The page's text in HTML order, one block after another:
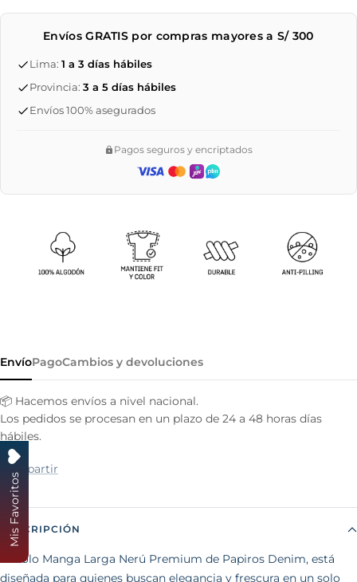
Envíos GRATIS por compras mayores a S/ 300
Lima: 1 a 3 días hábiles
Provincia: 3 a 5 días hábiles
Envíos 100% asegurados
Pagos seguros y encriptados
EnvíoPagoCambios y devoluciones
📦 Hacemos envíos a nivel nacional.
Los pedidos se procesan en un plazo de 24 a 48 horas días
hábiles.
Compartir
DESCRIPCIÓN
El Polo Manga Larga Nerú Premium de Papiros Denim, está
diseñada para quienes buscan elegancia y frescura en un solo
Mis Favoritos